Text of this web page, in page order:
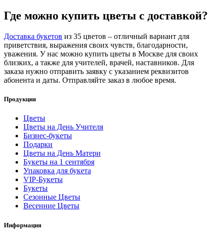
Где можно купить цветы с доставкой?
Доставка букетов из 35 цветов – отличный вариант для
приветствия, выражения своих чувств, благодарности,
уважения. У нас можно купить цветы в Москве для своих
близких, а также для учителей, врачей, наставников. Для
заказа нужно отправить заявку с указанием реквизитов
абонента и даты. Отправляйте заказ в любое время.
Продукция
Цветы
Цветы на День Учителя
Бизнес-букеты
Подарки
Цветы на День Матери
Букеты на 1 сентября
Упаковка для букета
VIP-Букеты
Букеты
Сезонные Цветы
Весенние Цветы
Информация